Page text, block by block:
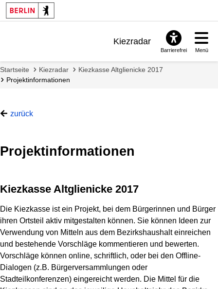
Kiezradar
FAQ & Support
Barrierefrei Menü
Startseite Kiezradar
Kiezkasse Altglienicke 2017
Projektinformationen
zurück
Projektinformationen
Kiezkasse Altglienicke 2017
Die Kiezkasse ist ein Projekt, bei dem Bürgerinnen und Bürger
ihren Ortsteil aktiv mitgestalten können. Sie können Ideen zur
Verwendung von Mitteln aus dem Bezirkshaushalt einreichen
und bestehende Vorschläge kommentieren und bewerten.
Vorschläge können online, schriftlich, oder bei den Offline-
Dialogen (z.B. Bürgerversammlungen oder
Stadteilkonferenzen) eingereicht werden. Die Mittel für die